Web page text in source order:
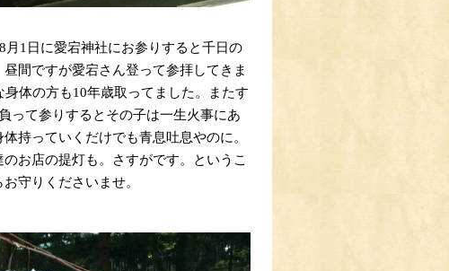
月1日に愛宕神社にお参りすると千日の
間ですが愛宕さん登って参拝してきま
体の方も10年歳取ってました。またす
って参りするとその子は一生火事にあ
持っていくだけでも青息吐息やのに。
お店の提灯も。さすがです。というこ
守りくださいませ。